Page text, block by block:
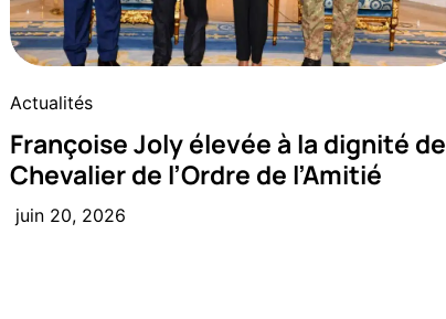
Actualités
Françoise Joly élevée à la dignité de
Chevalier de l’Ordre de l’Amitié
juin 20, 2026